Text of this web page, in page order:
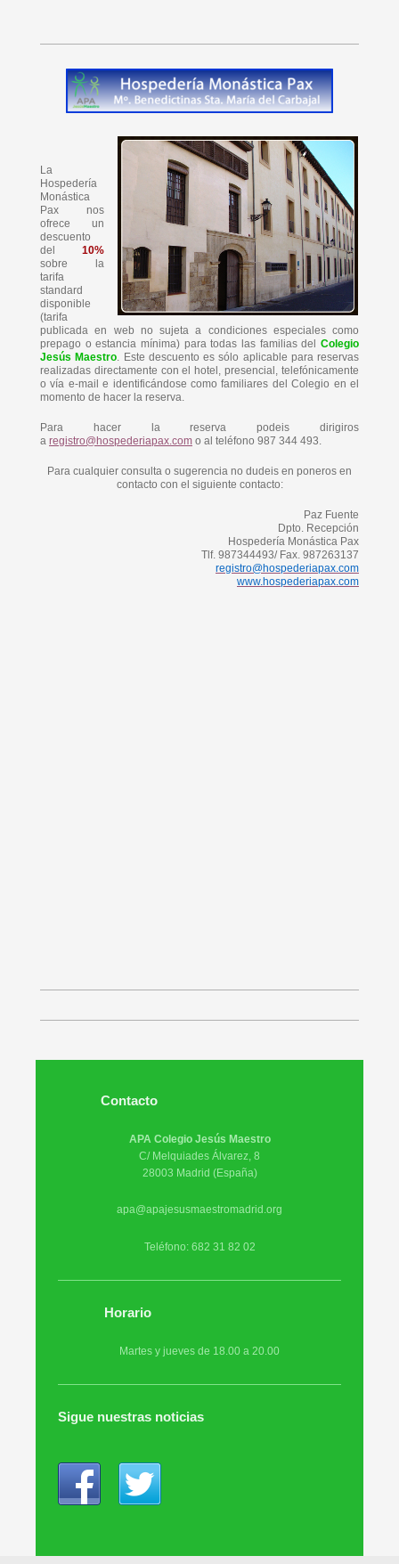
La
Hospedería
Monástica
Pax nos
ofrece un
descuento
del 10%
sobre la
tarifa
standard
disponible
(tarifa
publicada en web no sujeta a condiciones especiales como
prepago o estancia mínima) para todas las familias del Colegio
Jesús Maestro. Este descuento es sólo aplicable para reservas
realizadas directamente con el hotel, presencial, telefónicamente
o vía e-mail e identificándose como familiares del Colegio en el
momento de hacer la reserva.
Para hacer la reserva podeis dirigiros
a registro@hospederiapax.com o al teléfono 987 344 493.
Para cualquier consulta o sugerencia no dudeis en poneros en
contacto con el siguiente contacto:
Paz Fuente
Dpto. Recepción
Hospedería Monástica Pax
Tlf. 987344493/ Fax. 987263137
registro@hospederiapax.com
www.hospederiapax.com
Contacto
APA Colegio Jesús Maestro
C/ Melquiades Álvarez, 8
28003 Madrid (España)
apa@apajesusmaestromadrid.org
Teléfono: 682 31 82 02
Horario
Martes y jueves de 18.00 a 20.00
Sigue nuestras noticias